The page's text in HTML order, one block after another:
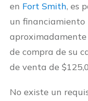
en Fort Smith, es
un
de compra de su
de venta de
No existe un